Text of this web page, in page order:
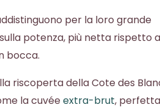
per la loro grande
potenza, più netta rispetto
bocca.
riscoperta della Cote des
la cuvéeextra-brut, perfetta